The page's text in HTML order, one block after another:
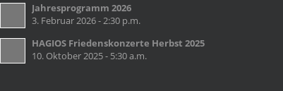
Jahresprogramm 2026
3. Februar 2026 - 2:30 p.m.
HAGIOS Friedenskonzerte Herbst 2025
10. Oktober 2025 - 5:30 a.m.